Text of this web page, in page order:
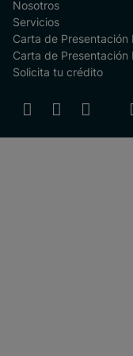
Nosotros
Servicios
Carta de Presentación
Carta de Presentación
Solicita tu crédito